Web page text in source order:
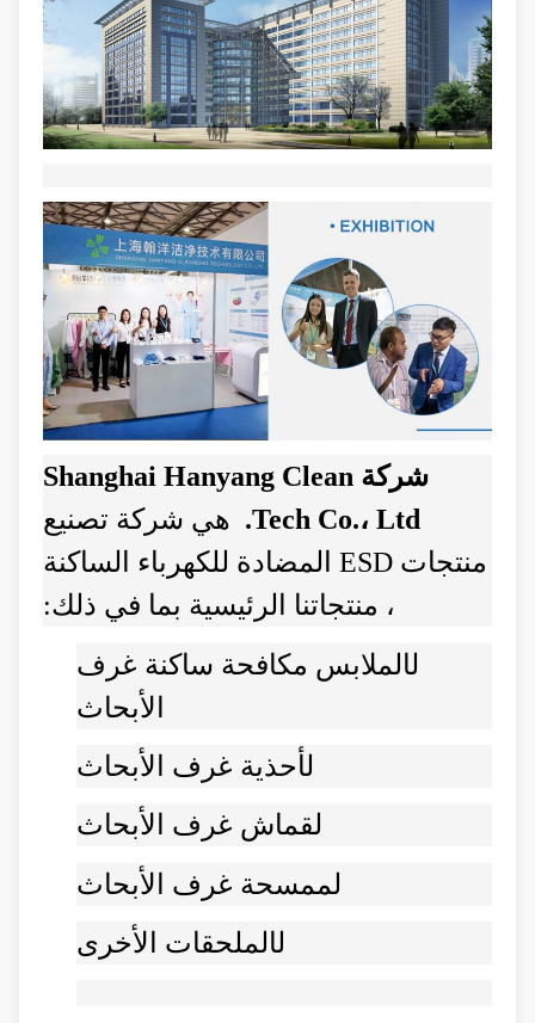
شركة Shanghai Hanyang Clean
Tech Co.، Ltd.
هي شركة تصنيع
منتجات ESD المضادة للكهرباء الساكنة
، منتجاتنا الرئيسية بما في ذلك:
الملابس مكافحة ساكنة غرف
الأبحاث
أحذية غرف الأبحاث
قماش غرف الأبحاث
ممسحة غرف الأبحاث
الملحقات الأخرى